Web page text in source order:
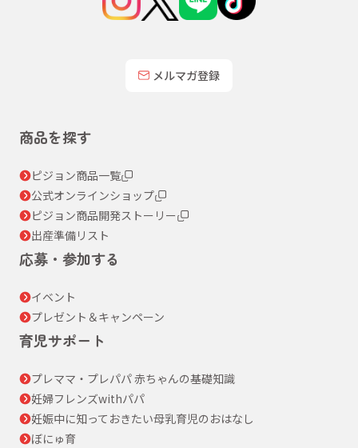
メルマガ登録
商品を探す
ピジョン商品一覧
公式オンラインショップ
ピジョン商品開発ストーリー
出産準備リスト
応募・参加する
イベント
プレゼント＆キャンペーン
育児サポート
プレママ・プレパパ 赤ちゃんの基礎知識
妊婦フレンズwithパパ
妊娠中に知っておきたい母乳育児のおはなし
ぼにゅ育